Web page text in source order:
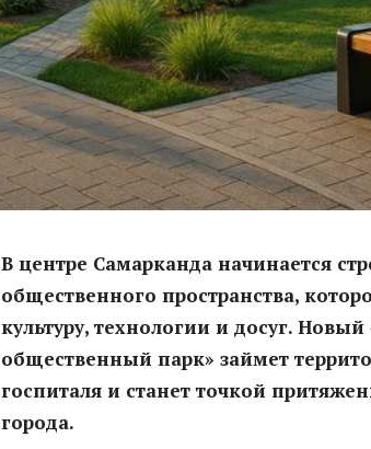
В центре Самарканда начинается
общественного пространства,
культуру, технологии и досуг.
общественный парк» займет
госпиталя и станет точкой
города.